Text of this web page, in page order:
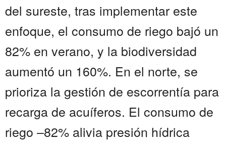
del sureste, tras implementar este
enfoque, el consumo de riego bajó un
82% en verano, y la biodiversidad
aumentó un 160%. En el norte, se
prioriza la gestión de escorrentía para
recarga de acuíferos. El consumo de
riego –82% alivia presión hídrica